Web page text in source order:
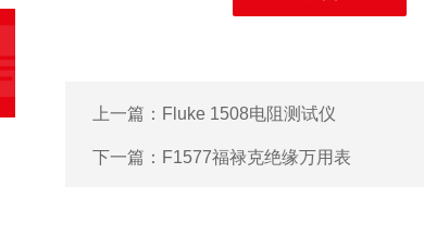
上一篇： Fluke 1508电阻测试仪
下一篇： F1577福禄克绝缘万用表